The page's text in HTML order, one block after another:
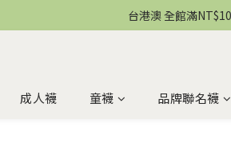
台港澳 全館滿
成人襪 童襪 品牌聯名襪